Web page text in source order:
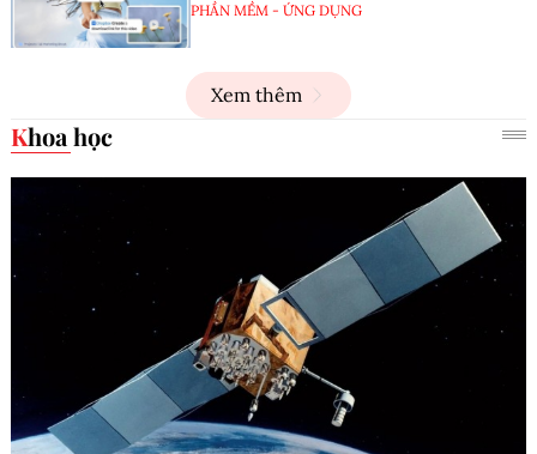
PHẦN MỀM - ỨNG DỤNG
Xem thêm
Khoa học